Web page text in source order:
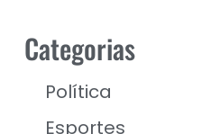
Categorias
Política
Esportes